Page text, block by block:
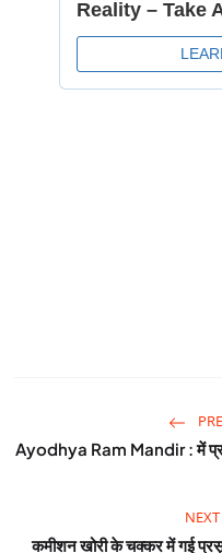
Ayodhya Ram Mandir : में प्राण
कमीशन खोरी के चक्कर में गई